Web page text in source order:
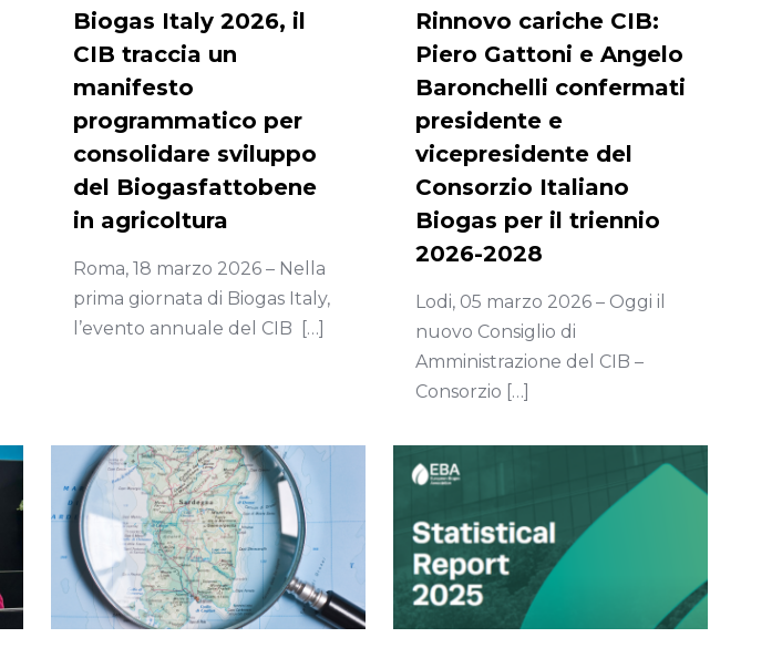
Biogas Italy 2026, il
CIB traccia un
manifesto
programmatico per
consolidare sviluppo
del Biogasfattobene
in agricoltura
Roma, 18 marzo 2026 – Nella
prima giornata di Biogas Italy,
l’evento annuale del CIB
[…]
Rinnovo cariche CIB:
Piero Gattoni e Angelo
Baronchelli confermati
presidente e
vicepresidente del
Consorzio Italiano
Biogas per il triennio
2026-2028
Lodi, 05 marzo 2026 – Oggi il
nuovo Consiglio di
Amministrazione del CIB –
Consorzio […]